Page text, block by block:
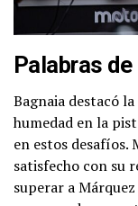
Palabras
Bagnaia destacó
humedad en la
en estos
satisfecho con su
superar a